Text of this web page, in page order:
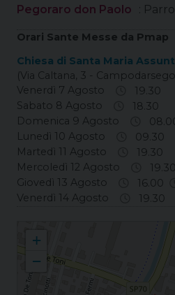
Pegoraro don Paolo
:
Orari Sante Messe da Pmap
Chiesa di Santa Maria
(Via Caltana, 3 -
Venerdì 7 Agosto
19.30
Sabato 8 Agosto
18.30
Domenica 9 Agosto
Lunedì 10 Agosto
09.30
Martedì 11 Agosto
19.30
Mercoledì 12 Agosto
19.30
Giovedì 13 Agosto
16.00
Venerdì 14 Agosto
19.30
+
−